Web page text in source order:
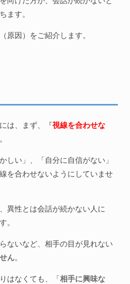
ます。
原因）をご紹介します。
は、まず、『視線を合わせな
しい」、「自分に自信がない」
を合わせないようにしていませ
異性とは会話が続かない人に
。
ないなど、相手の目が見れない
ん。
はなくても、「相手に興味な